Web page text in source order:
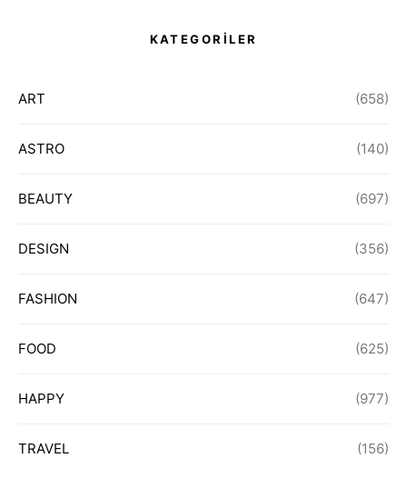
KATEGORİLER
ART (658)
ASTRO (140)
BEAUTY (697)
DESIGN (356)
FASHION (647)
FOOD (625)
HAPPY (977)
TRAVEL (156)